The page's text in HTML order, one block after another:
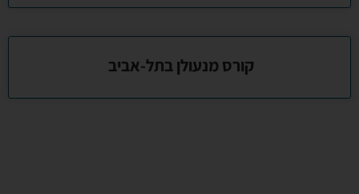
קורס מנעולן בתל-אביב